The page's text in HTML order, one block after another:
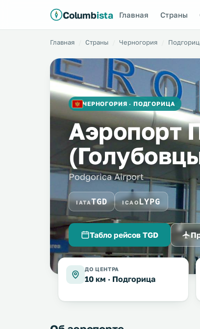
Columbista Главная Страны
Главная Страны Черногория
ЧЕРНОГОРИЯ · ПОДГОРИЦА
Аэропорт
Podgorica Airport
IATATGD ICAOLYPG
Табло рейсов TGD
ДО ЦЕНТРА
10 км · Подгорица